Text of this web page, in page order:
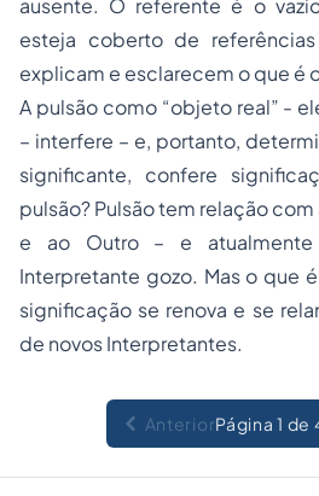
ausente. O referente é o
esteja coberto de
explicam e esclarecem o que é
A pulsão como “objeto real” -
– interfere – e, portanto,
significante, confere
pulsão? Pulsão tem relação
e ao Outro – e
Interpretante gozo. Mas o que
significação se renova e se
de novos Interpretantes.
AnteriorPágina 1 de